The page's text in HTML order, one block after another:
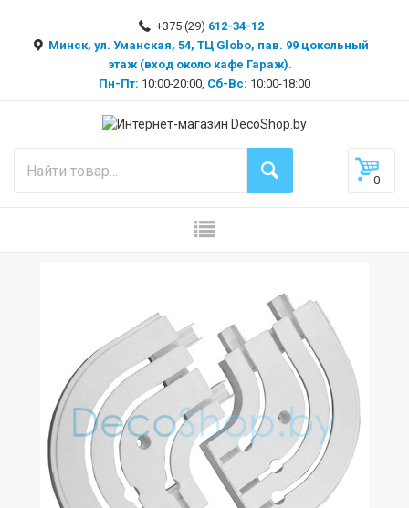
+375 (29) 612-34-12
Минск, ул. Уманская, 54, ТЦ Globo, пав. 99 цокольный
этаж (вход около кафе Гараж).
Пн-Пт: 10:00-20:00, Сб-Вс: 10:00-18:00
0